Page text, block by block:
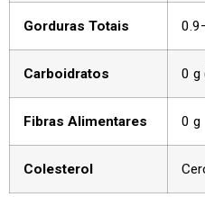
Gorduras Totais
Carboidratos 0 g
Fibras Alimentares 0 g
Colesterol